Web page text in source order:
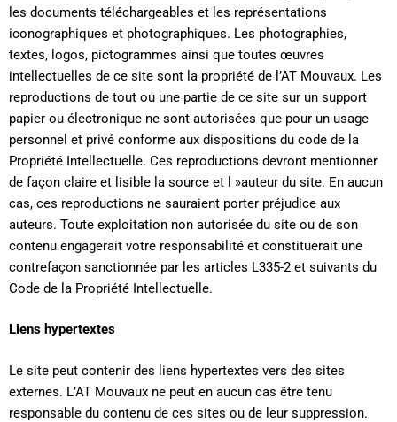
les documents téléchargeables et les représentations
iconographiques et photographiques. Les photographies,
textes, logos, pictogrammes ainsi que toutes œuvres
intellectuelles de ce site sont la propriété de l’AT Mouvaux. Les
reproductions de tout ou une partie de ce site sur un support
papier ou électronique ne sont autorisées que pour un usage
personnel et privé conforme aux dispositions du code de la
Propriété Intellectuelle. Ces reproductions devront mentionner
de façon claire et lisible la source et l »auteur du site. En aucun
cas, ces reproductions ne sauraient porter préjudice aux
auteurs. Toute exploitation non autorisée du site ou de son
contenu engagerait votre responsabilité et constituerait une
contrefaçon sanctionnée par les articles L335-2 et suivants du
Code de la Propriété Intellectuelle.
Liens hypertextes
Le site peut contenir des liens hypertextes vers des sites
externes. L’AT Mouvaux ne peut en aucun cas être tenu
responsable du contenu de ces sites ou de leur suppression.